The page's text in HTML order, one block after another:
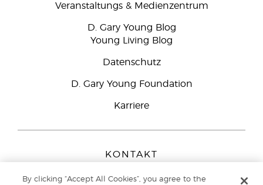
Veranstaltungs & Medienzentrum
D. Gary Young Blog
Young Living Blog
Datenschutz
D. Gary Young Foundation
Karriere
KONTAKT
By clicking “Accept All Cookies”, you agree to the